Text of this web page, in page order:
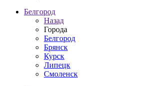
Белгород
Назад
Города
Белгород
Брянск
Курск
Липецк
Смоленск